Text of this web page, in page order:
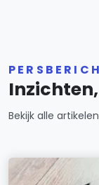
Bekijk alle artikelen